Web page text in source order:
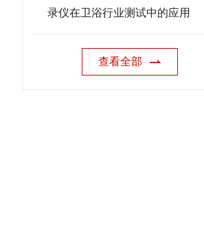
录仪在卫浴行业测试中的应用
查看全部